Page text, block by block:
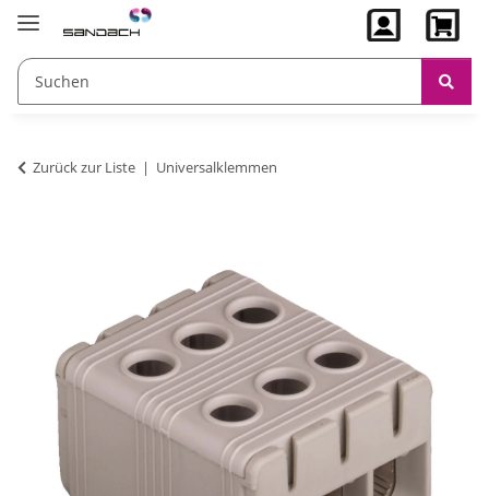
Zurück zur Liste Universalklemmen